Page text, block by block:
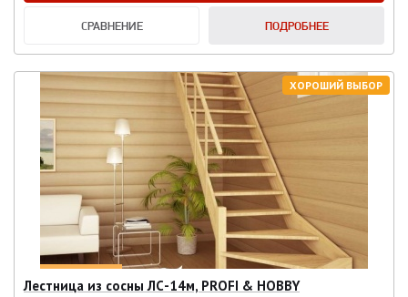
СРАВНЕНИЕ ПОДРОБНЕЕ
ХОРОШИЙ ВЫБОР
Лестница из сосны ЛС-14м, PROFI & HOBBY